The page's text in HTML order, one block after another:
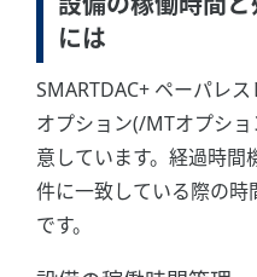
には
SMARTDAC+ ペーパレ
オプション(/MTオプシ
意しています。経過時間
件に一致している際の
です。